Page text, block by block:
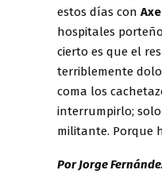
estos días con
hospitales
cierto es que el
terriblemente
coma los
interrumpirlo;
militante. Porque
Por Jorge